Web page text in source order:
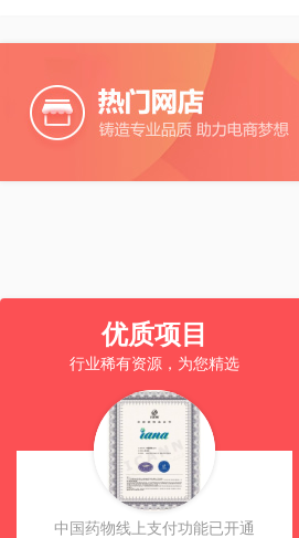
优质项目
行业稀有资源，为您精选
中国药物线上支付功能已开通